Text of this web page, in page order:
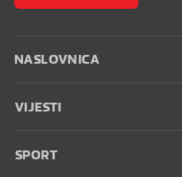
NASLOVNICA
VIJESTI
SPORT